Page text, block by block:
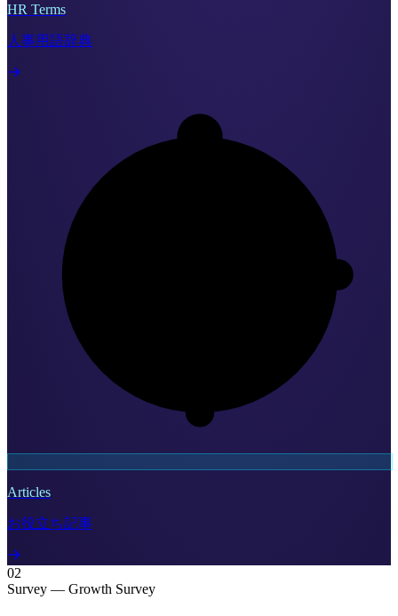
HR Terms
人事用語辞典
Articles
お役立ち記事
02
Survey — Growth Survey